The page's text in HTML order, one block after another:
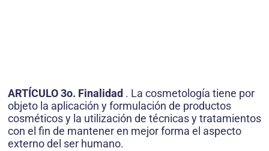
ARTÍCULO 3o. Finalidad . La cosmetología tiene por
objeto la aplicación y formulación de productos
cosméticos y la utilización de técnicas y tratamientos
con el fin de mantener en mejor forma el aspecto
externo del ser humano.